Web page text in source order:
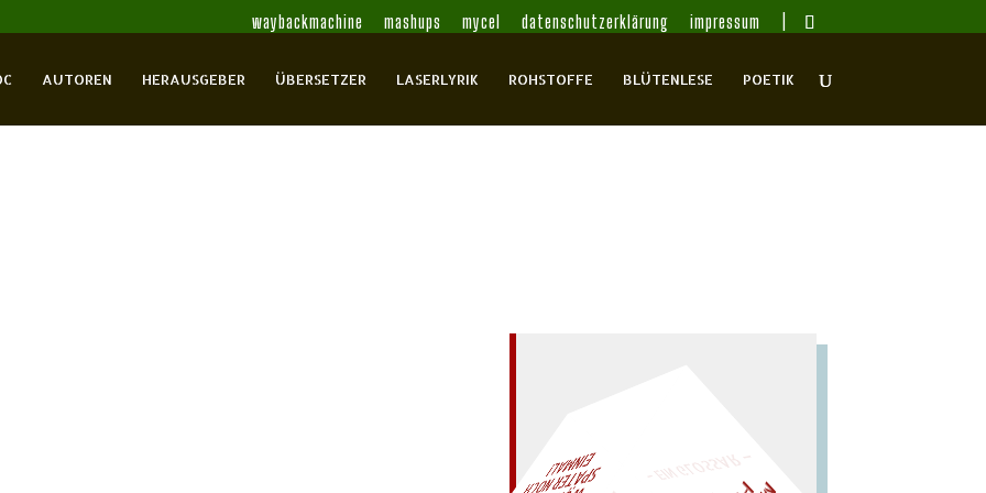
waybackmachine mashups mycel datenschutzerklärung impressum
AUTOREN HERAUSGEBER ÜBERSETZER LASERLYRIK ROHSTOFFE BLÜTENLESE POETIK